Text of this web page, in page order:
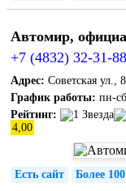
Автомир,
+7 (4832) 32-31-88
Адрес: Советская ул.,
График работы: пн-
Рейтинг:
4,00
Есть сайт Более